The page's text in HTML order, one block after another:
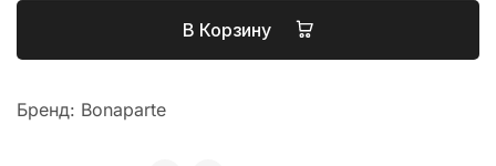
В Корзину
Бренд: Bonaparte